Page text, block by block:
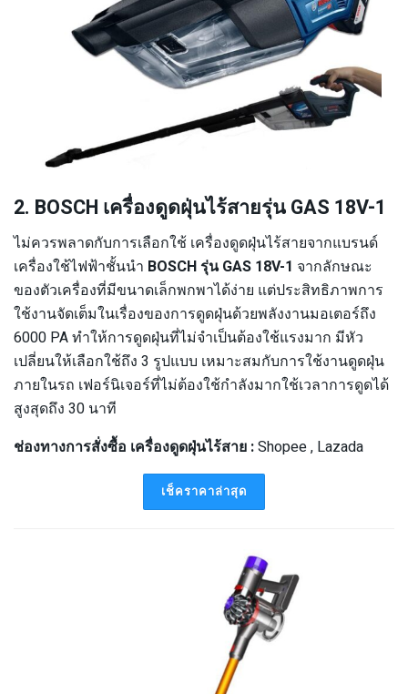
2. BOSCH เครื่องดูดฝุ่นไร้สายรุ่น GAS 18V-1
ไม่ควรพลาดกับการเลือกใช้ เครื่องดูดฝุ่นไร้สายจากแบรนด์
เครื่องใช้ไฟฟ้าชั้นนำ BOSCH รุ่นGAS 18V-1 จากลักษณะ
ของตัวเครื่องที่มีขนาดเล็กพกพาได้ง่าย แต่ประสิทธิภาพการ
ใช้งานจัดเต็มในเรื่องของการดูดฝุ่นด้วยพลังงานมอเตอร์ถึง
6000 PA ทำให้การดูดฝุ่นที่ไม่จำเป็นต้องใช้แรงมาก มีหัว
เปลี่ยนให้เลือกใช้ถึง 3 รูปแบบ เหมาะสมกับการใช้งานดูดฝุ่น
ภายในรถ เฟอร์นิเจอร์ที่ไม่ต้องใช้กำลังมากใช้เวลาการดูดได้
สูงสุดถึง 30 นาที
ช่องทางการสั่งซื้อ เครื่องดูดฝุ่นไร้สาย :Shopee , Lazada
เช็คราคาล่าสุด